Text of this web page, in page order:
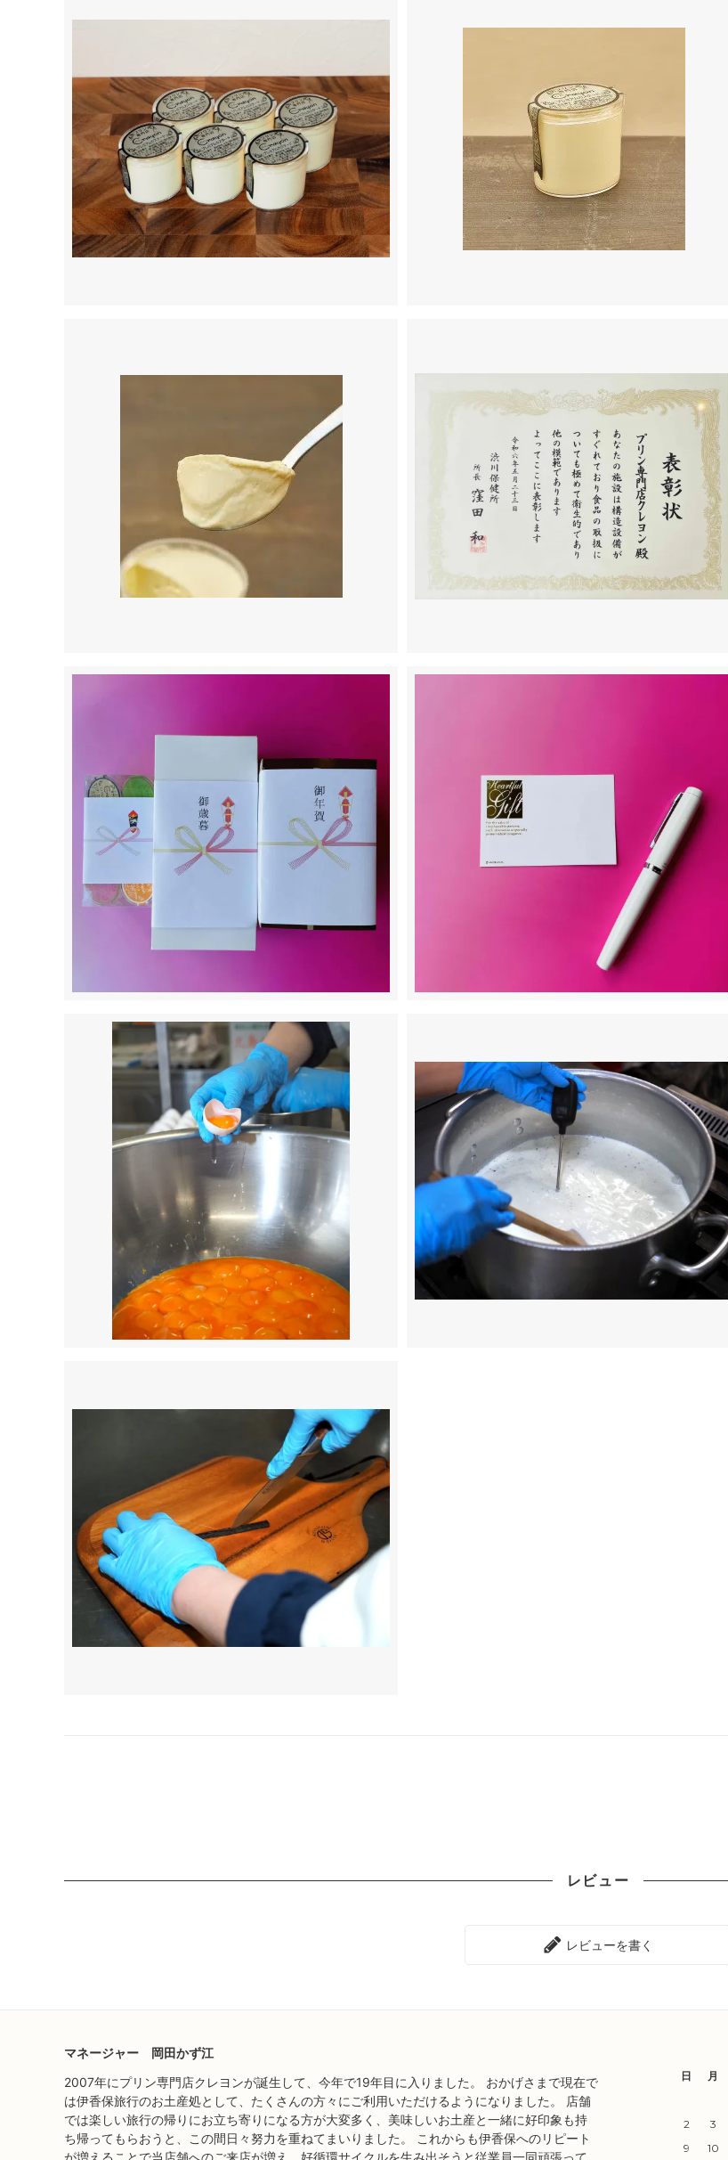
レビュー
レビューを書く
マネージャー 岡田かず江
2007年にプリン専門店クレヨンが誕生して、今年で19年目に入りました。 おかげさまで現在で
は伊香保旅行のお土産処として、たくさんの方々にご利用いただけるようになりました。 店舗
では楽しい旅行の帰りにお立ち寄りになる方が大変多く、美味しいお土産と一緒に好印象も持
ち帰ってもらおうと、この間日々努力を重ねてまいりました。 これからも伊香保へのリピート
が増えることで当店舗へのご来店が増え、好循環サイクルを生み出そうと従業員一同頑張って
日
月
2
3
9
10